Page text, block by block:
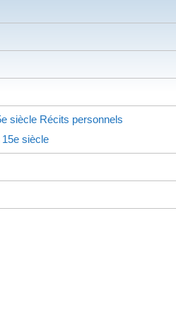
siècle Récits personnels
15e siècle